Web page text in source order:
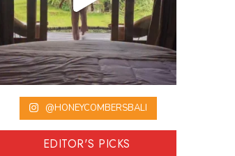
@HONEYCOMBERSBALI
EDITOR'S PICKS